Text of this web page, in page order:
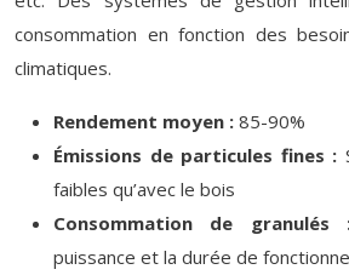
consommation en fonction des
climatiques.
Rendement moyen : 85-90%
Émissions de particules fines :
faibles qu’avec le bois
Consommation de
puissance et la durée de